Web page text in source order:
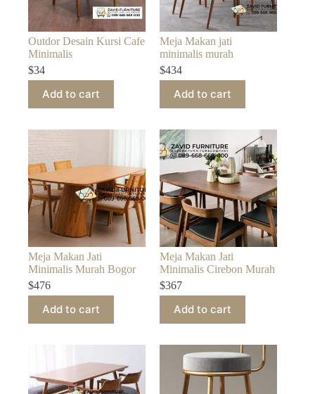
Outdor Desain Kursi Cafe
Minimalis
$34
Add to cart
Meja Makan jati
minimalis murah
$434
Add to cart
Meja Makan Jati
Minimalis Murah Bogor
$476
Add to cart
Meja Makan Jati
Minimalis Cirebon Murah
$367
Add to cart